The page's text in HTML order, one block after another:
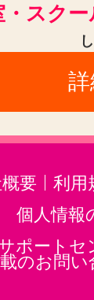
・スクー
要 利用
個人情報
ポートセ
のお問い